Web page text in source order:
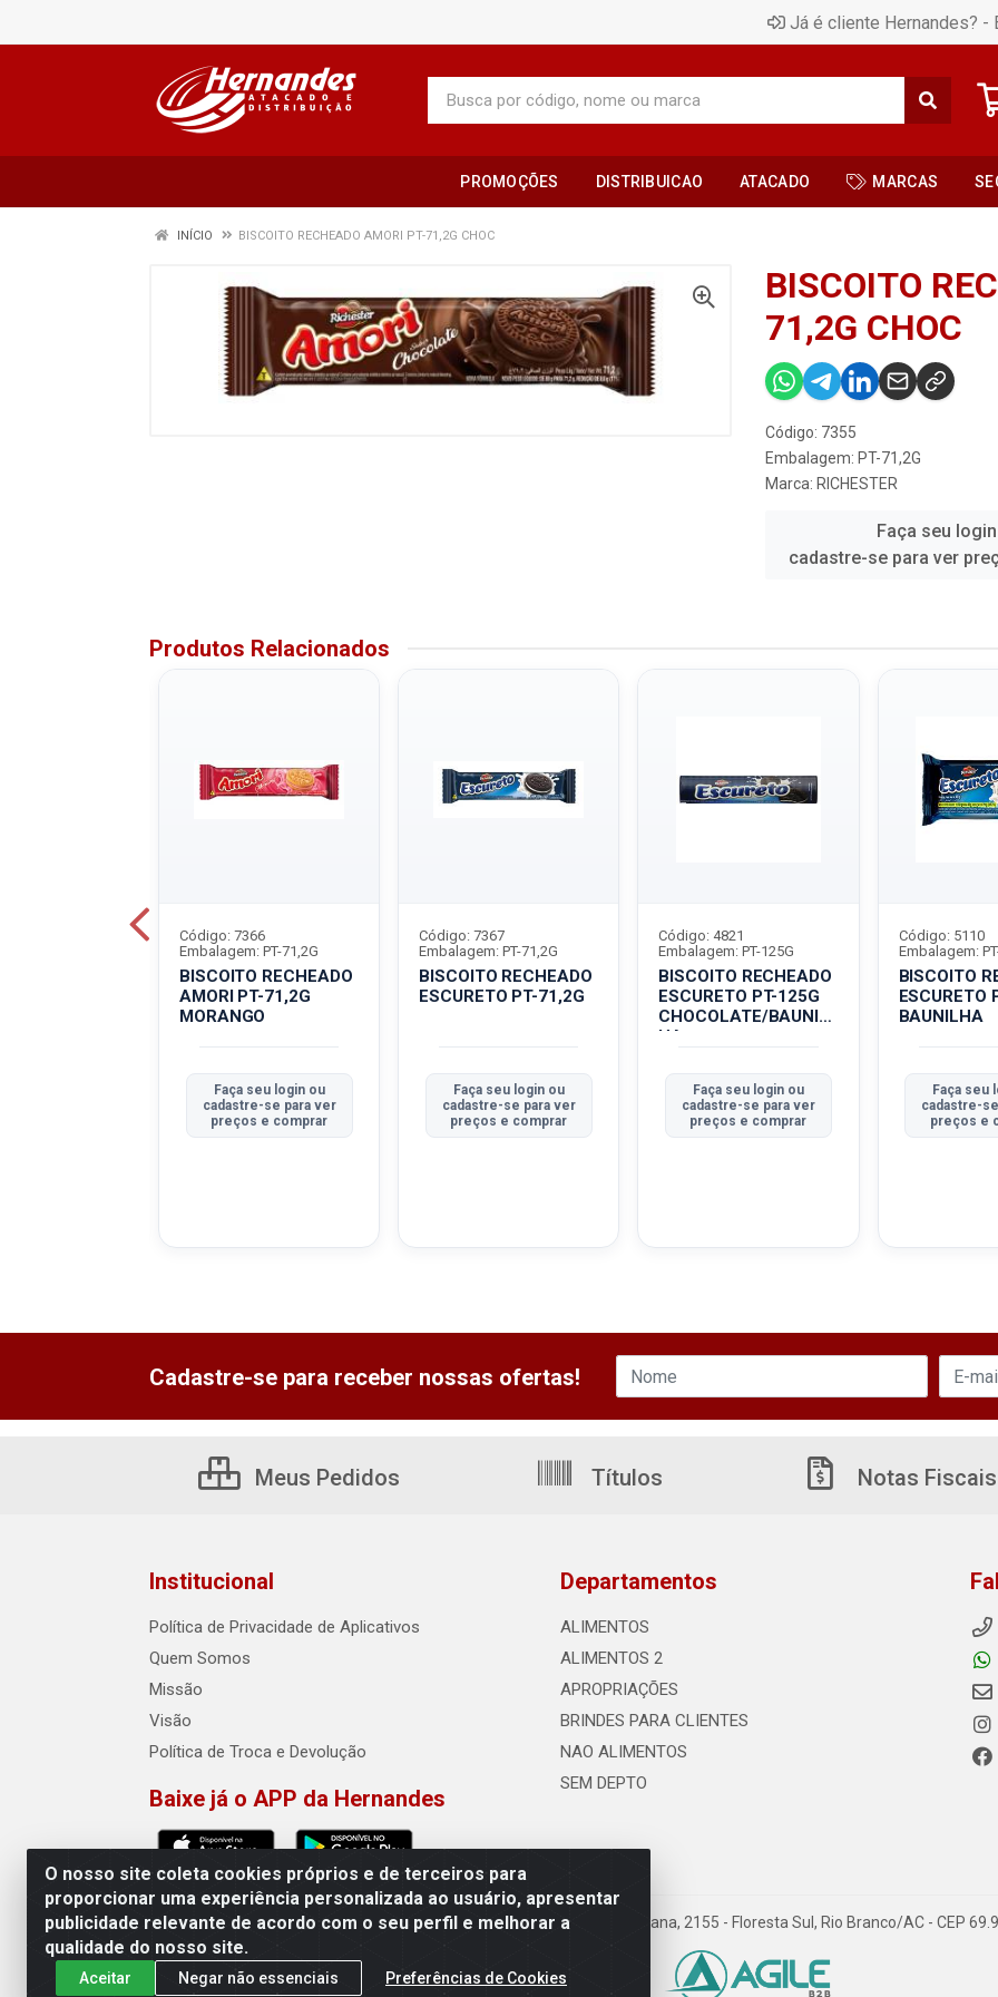
Já é cliente Hernandes? -
PROMOÇÕES DISTRIBUICAO ATACADO MARCAS
INÍCIO BISCOITO RECHEADO AMORI PT-71,2G CHOC
BISCOITO
71,2G CHOC
Código: 7355
Embalagem: PT-71,2G
Marca: RICHESTER
Faça seu
cadastre-se para ver
Produtos Relacionados
BISCOITO RECHEADO
AMORI PT-71,2G
MORANGO
Código: 7366
Embalagem: PT-71,2G
Faça seu login ou
cadastre-se para ver
preços e comprar
BISCOITO RECHEADO
ESCURETO PT-71,2G
Código: 7367
Embalagem: PT-71,2G
Faça seu login ou
cadastre-se para ver
preços e comprar
BISCOITO RECHEADO
ESCURETO PT-125G
CHOCOLATE/BAUNIL
HA
Código: 4821
Embalagem: PT-125G
Faça seu login ou
cadastre-se para ver
preços e comprar
BISCOITO
ESCURETO
BAUNILHA
Código: 5110
Embalagem:
Faça seu
cadastre-
preços e
O nosso site coleta cookies próprios e de terceiros para
proporcionar uma experiência personalizada ao usuário, apresentar
publicidade relevante de acordo com o seu perfil e melhorar a
qualidade do nosso site.
Aceitar Negar não essenciais Preferências de Cookies
Cadastre-se para receber nossas ofertas!
Meus Pedidos Títulos Notas Fiscais
Institucional
Política de Privacidade de Aplicativos
Quem Somos
Missão
Visão
Política de Troca e Devolução
Baixe já o APP da Hernandes
Departamentos
ALIMENTOS
ALIMENTOS 2
APROPRIAÇÕES
BRINDES PARA CLIENTES
NAO ALIMENTOS
SEM DEPTO
Hernandes - Atacado e Distribuições - Rodovia Transacreana, 2155 - Floresta Sul, Rio Branco/AC - CEP